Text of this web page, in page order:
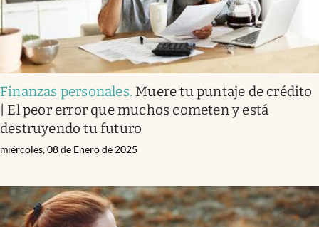
Finanzas personales. Muere tu puntaje de crédito
| El peor error que muchos cometen y está
destruyendo tu futuro
miércoles, 08 de Enero de 2025